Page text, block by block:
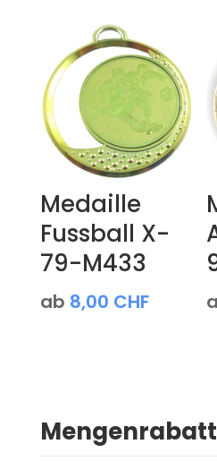
Medaille
Fussball X-
79-M433
ab 8,00 CHF